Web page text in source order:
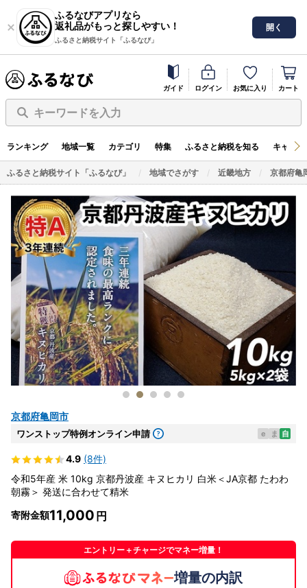
ふるなびアプリなら
返礼品がもっと探しやすい！
ふるさと納税サイト「ふるなび」
開く
ガイド ログイン お気に入り カート
キーワードを入力
ランキング 地域一覧 カテゴリ 特集 ふるさと納税を知る キャン
ふるさと納税サイト「ふるなび」 地域でさがす 近畿地方 京都府亀
京都府亀岡市
ワンストップ特例オンライン申請 e ま 自
4.9 (8件)
令和5年産 米 10kg 京都丹波産 キヌヒカリ 白米＜JA京都 たわわ
朝霧＞ 発送に合わせて精米
寄附金額11,000
エントリー＋チャージでマネー増量！
増量の内訳